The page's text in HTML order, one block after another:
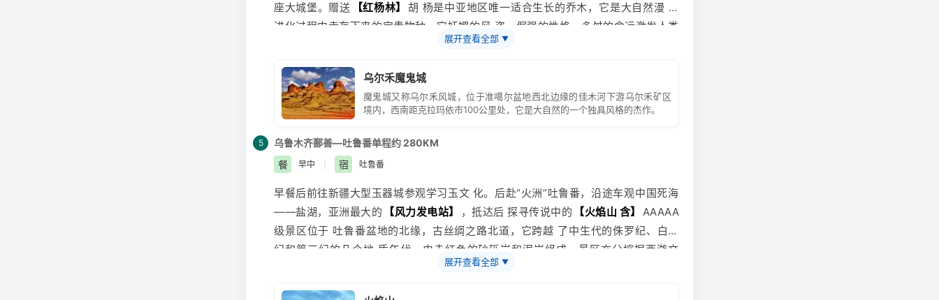
座大城堡。赠送
【红杨林】
胡 杨是中亚地区唯一适合生长的乔木，它是大自然漫 长
进化过程中幸存下来的宝贵物种。它妩媚的风 姿、倔强的性格、多舛的命运激发人类
太多的诗情与哲思。古往今来，胡杨已成为一 种精神而被人们所膜拜……后前往乌鲁
木齐/昌吉酒店入住休息。 温馨提示:此日车程时间较长，如方便可自备充电宝及一些
零食享用。紫外线照射强烈， 早晚温差大，天气干燥，请依自身情况及时添减衣物，
做好防晒措施，多喝水，多吃水果。
展开查看全部 ▼
乌尔禾魔鬼城
魔鬼城又称乌尔禾风城，位于准噶尔盆地西北边缘的佳木河下游乌尔禾矿区
境内，西南距克拉玛依市100公里处，它是大自然的一个独具风格的杰作。
5 乌鲁木齐鄯善—吐鲁番单程约 280KM
餐
早中 宿 吐鲁番
早餐后前往新疆大型玉器城参观学习玉文 化。后赴“火洲”吐鲁番，沿途车观中国死海
——盐湖， 亚洲最大的 【风力发电站】 ，抵达后 探寻传说中的 【火焰山 含】
AAAAA
级景区位于 吐鲁番盆地的北缘，古丝绸之路北道，它跨越 了中生代的侏罗纪、白垩
纪和第三纪的几个地 质年代，由赤红色的砂砾岩和泥岩组成。景区充分挖掘西游文
化，打造国内首家全景 式“梦幻西游”主题旅游区。后乘车赴鄯善，这里是汉代“西域
36 国”中的“楼兰 古国”遗址。游览世界上距离城市最近的国家 4A 级风景区-----
展开查看全部 ▼